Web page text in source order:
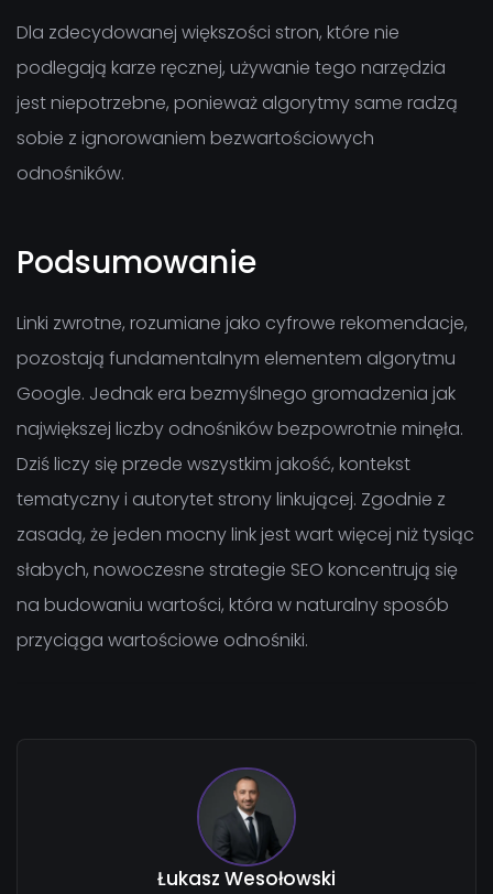
Dla zdecydowanej większości stron, które nie
podlegają karze ręcznej, używanie tego narzędzia
jest niepotrzebne, ponieważ algorytmy same radzą
sobie z ignorowaniem bezwartościowych
odnośników.
Podsumowanie
Linki zwrotne, rozumiane jako cyfrowe rekomendacje,
pozostają fundamentalnym elementem algorytmu
Google. Jednak era bezmyślnego gromadzenia jak
największej liczby odnośników bezpowrotnie minęła.
Dziś liczy się przede wszystkim jakość, kontekst
tematyczny i autorytet strony linkującej. Zgodnie z
zasadą, że jeden mocny link jest wart więcej niż tysiąc
słabych, nowoczesne strategie SEO koncentrują się
na budowaniu wartości, która w naturalny sposób
przyciąga wartościowe odnośniki.
Łukasz Wesołowski